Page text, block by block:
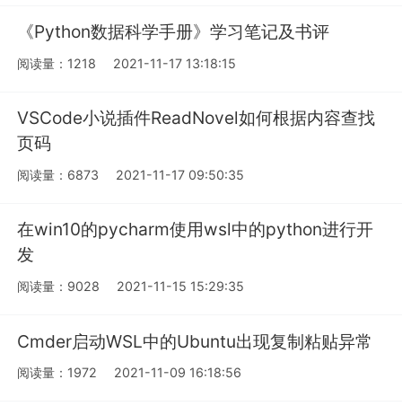
《Python数据科学手册》学习笔记及书评
阅读量：1218 2021-11-17 13:18:15
VSCode小说插件ReadNovel如何根据内容查找
页码
阅读量：6873 2021-11-17 09:50:35
在win10的pycharm使用wsl中的python进行开
发
阅读量：9028 2021-11-15 15:29:35
Cmder启动WSL中的Ubuntu出现复制粘贴异常
阅读量：1972 2021-11-09 16:18:56